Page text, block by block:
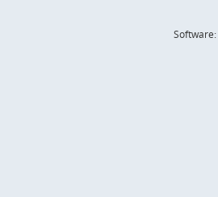
Software: